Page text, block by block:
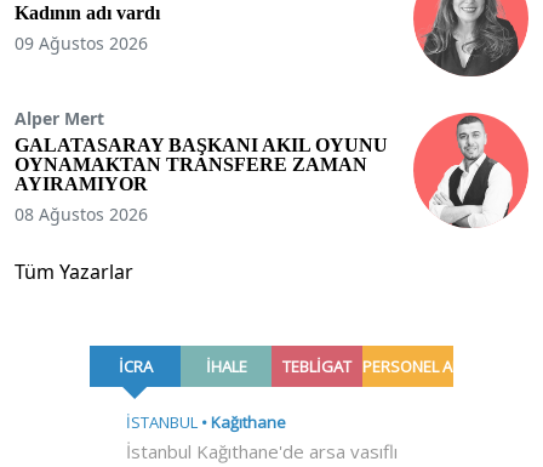
Kadının adı vardı
09 Ağustos 2026
Alper Mert
GALATASARAY BAŞKANI AKIL OYUNU
OYNAMAKTAN TRANSFERE ZAMAN
AYIRAMIYOR
08 Ağustos 2026
Tüm Yazarlar